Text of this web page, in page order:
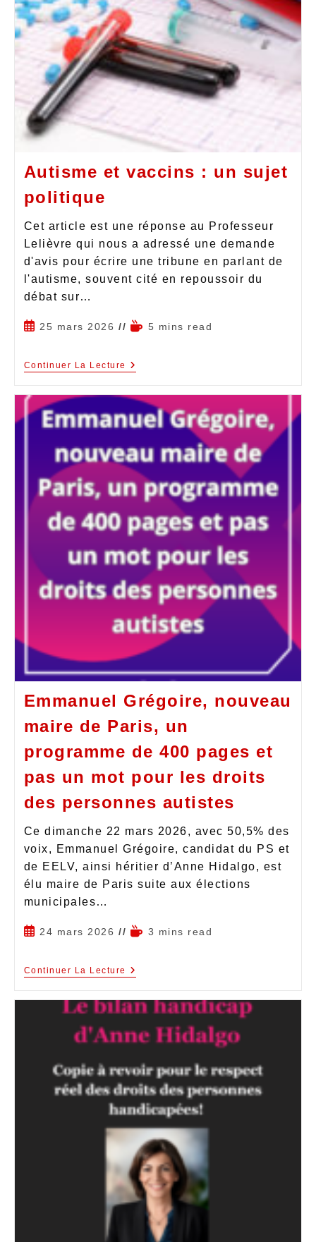
Autisme et vaccins : un sujet
politique
Cet article est une réponse au Professeur
Lelièvre qui nous a adressé une demande
d'avis pour écrire une tribune en parlant de
l'autisme, souvent cité en repoussoir du
débat sur…
25 mars 2026 5 mins read
Continuer La Lecture
Emmanuel Grégoire, nouveau
maire de Paris, un
programme de 400 pages et
pas un mot pour les droits
des personnes autistes
Ce dimanche 22 mars 2026, avec 50,5% des
voix, Emmanuel Grégoire, candidat du PS et
de EELV, ainsi héritier d’Anne Hidalgo, est
élu maire de Paris suite aux élections
municipales…
24 mars 2026 3 mins read
Continuer La Lecture